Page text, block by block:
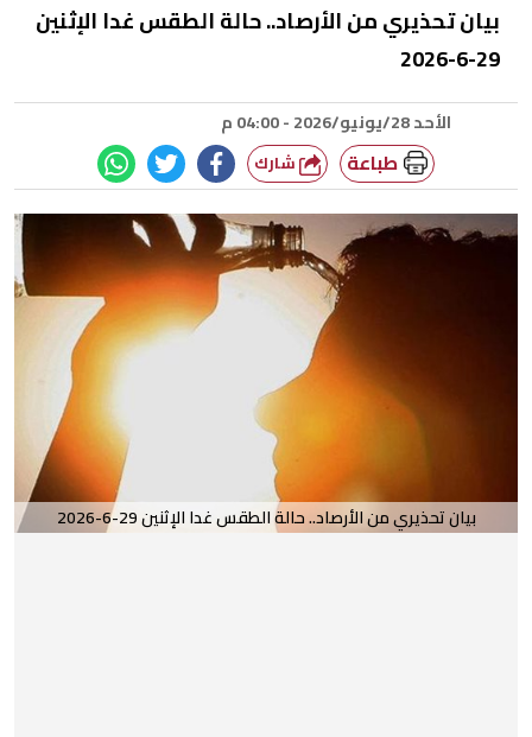
بيان تحذيري من الأرصاد.. حالة الطقس غدا الإثنين
29-6-2026
الأحد 28/يونيو/2026 - 04:00 م
طباعة
بيان تحذيري من الأرصاد.. حالة الطقس غدا الإثنين 29-6-2026